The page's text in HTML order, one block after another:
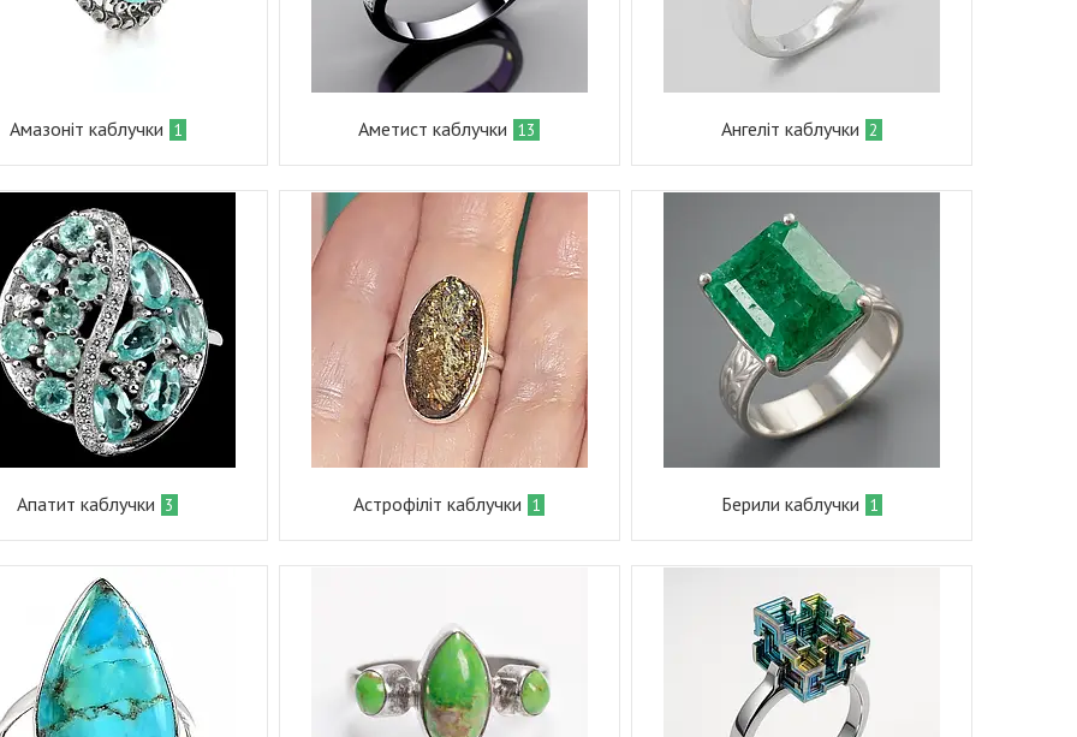
Амазоніт каблучки 1 Аметист каблучки 13 Ангеліт каблучки 2
Апатит каблучки 3 Астрофіліт каблучки 1 Берили каблучки 1